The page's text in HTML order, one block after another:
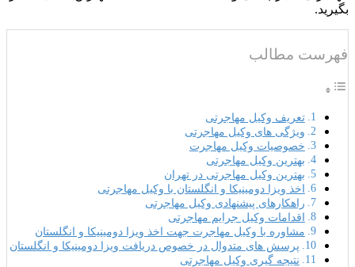
بگیرید.
فهرست مطالب
تعریف وکیل مهاجرتی
ویژگی های وکیل مهاجرتی
خصوصیات وکیل مهاجرت
بهترین وکیل مهاجرتی
بهترین وکیل مهاجرتی در تهران
اخذ ویزا دومینیکا و انگلستان با وکیل مهاجرتی
راهکارهای پیشنهادی وکیل مهاجرتی
اقدامات وکیل جرایم مهاجرتی
مشاوره با وکیل مهاجرت جهت اخذ ویزا دومینیکا و انگلستان
پرسش های متدوال در خصوص دریافت ویزا دومینیکا و انگلستان
نتیجه گیری وکیل مهاجرتی